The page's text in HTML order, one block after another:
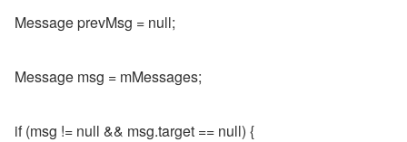
Message prevMsg = null;
Message msg = mMessages;
if (msg != null && msg.target == null) {